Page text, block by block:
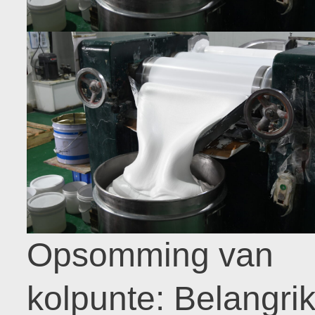
Opsomming van
kolpunte: